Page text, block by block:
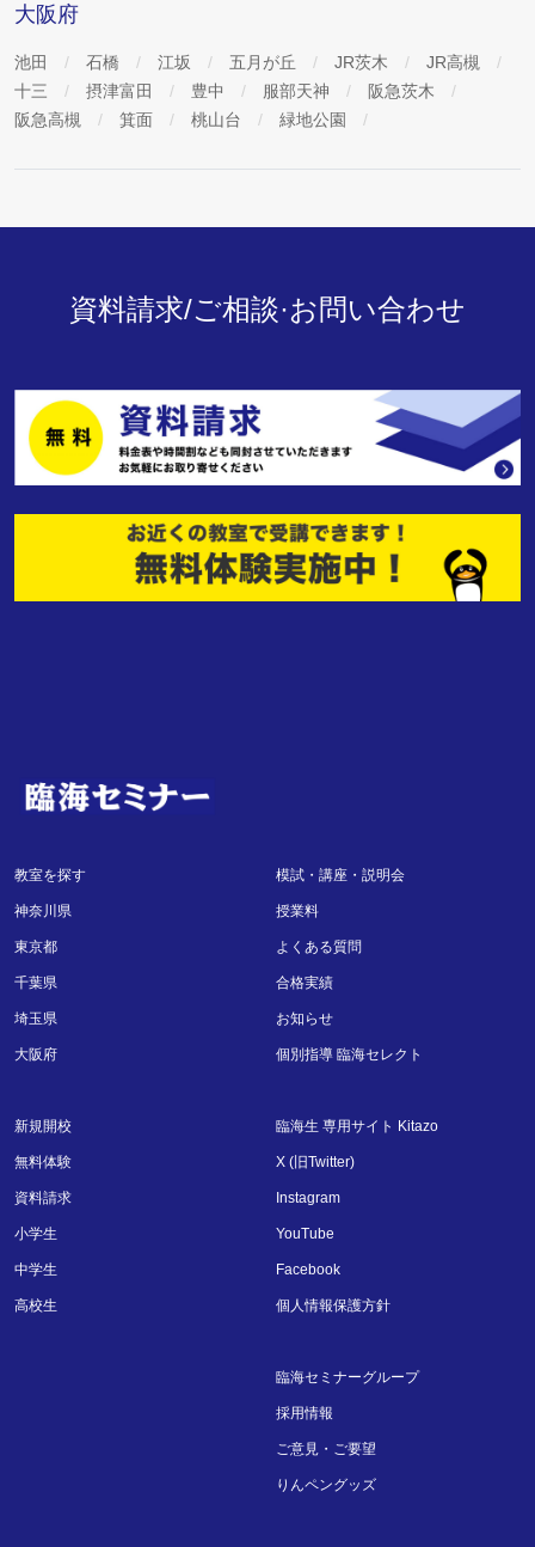
大阪府
池田 石橋 江坂 五月が丘 JR茨木
JR高槻
十三
摂津富田 豊中 服部天神
阪急茨木
阪急高槻
箕面 桃山台 緑地公園
資料請求/ご相談·お問い合わせ
教室を探す
神奈川県
東京都
千葉県
埼玉県
大阪府
新規開校
無料体験
資料請求
小学生
中学生
高校生
模試・講座・説明会
授業料
よくある質問
合格実績
お知らせ
個別指導 臨海セレクト
臨海生 専用サイト Kitazo
X (旧Twitter)
Instagram
YouTube
Facebook
個人情報保護方針
臨海セミナーグループ
採用情報
ご意見・ご要望
りんペングッズ